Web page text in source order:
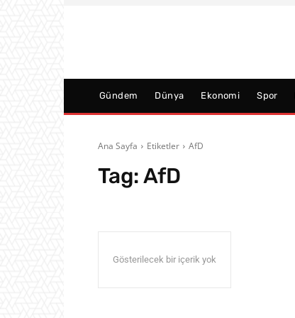
Gündem Dünya Ekonomi Spor
Ana Sayfa Etiketler AfD
Tag:AfD
Gösterilecek bir içerik yok